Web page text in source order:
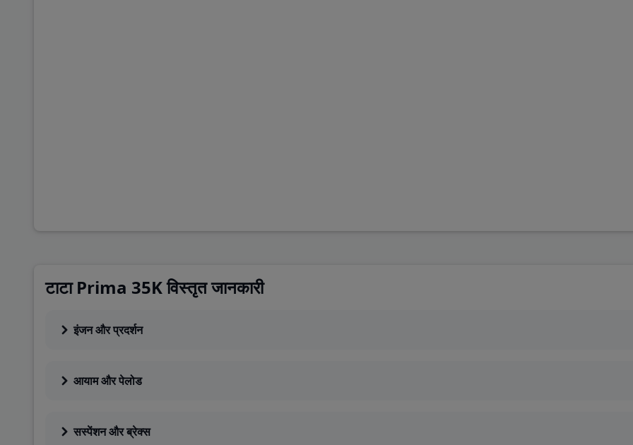
टाटा Prima 35K विस्तृत जानकारी
इंजन और प्रदर्शन
आयाम और पेलोड
सस्पेंशन और ब्रेक्स